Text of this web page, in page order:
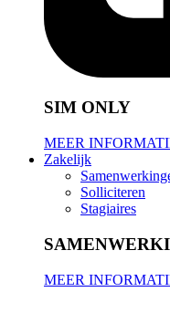
SIM ONLY
MEER
Zakelijk
Solliciteren
Stagiaires
MEER